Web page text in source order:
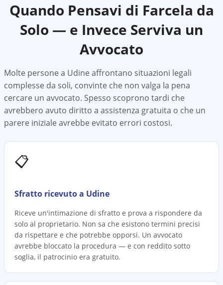
Quando Pensavi di Farcela da
Solo — e Invece Serviva un
Avvocato
Molte persone a Udineaffrontano situazioni legali
complesse da soli, convinte che non valga la pena
cercare un avvocato. Spesso scoprono tardi che
avrebbero avuto diritto a assistenza gratuita o che un
parere iniziale avrebbe evitato errori costosi.
📋
Sfratto ricevuto a Udine
Riceve un'intimazione di sfratto e prova a rispondere da
solo al proprietario. Non sa che esistono termini precisi
da rispettare e che potrebbe opporsi. Un avvocato
avrebbe bloccato la procedura — e con reddito sotto
soglia, il patrocinio era gratuito.